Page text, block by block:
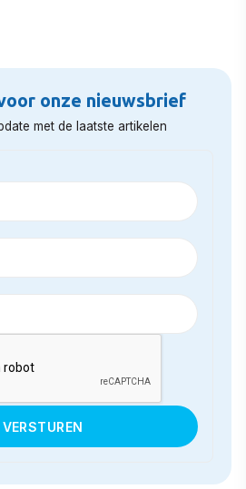
onze nieuwsbrief
met de laatste artikelen